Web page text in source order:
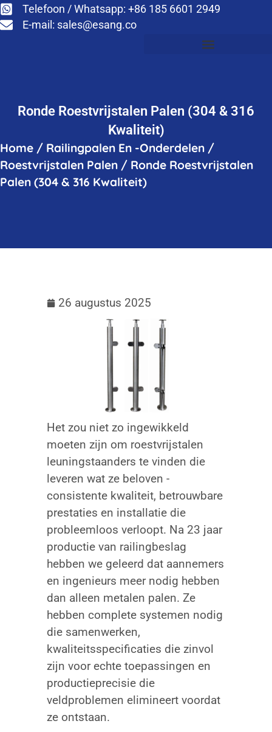
Telefoon / Whatsapp: +86 185 6601 2949
E-mail: sales@esang.co
Ronde Roestvrijstalen Palen (304 & 316
Kwaliteit)
Home / Railingpalen En -onderdelen /
Roestvrijstalen Palen / Ronde Roestvrijstalen
Palen (304 & 316 Kwaliteit)
26 augustus 2025
Het zou niet zo ingewikkeld
moeten zijn om roestvrijstalen
leuningstaanders te vinden die
leveren wat ze beloven -
consistente kwaliteit, betrouwbare
prestaties en installatie die
probleemloos verloopt. Na 23 jaar
productie van railingbeslag
hebben we geleerd dat aannemers
en ingenieurs meer nodig hebben
dan alleen metalen palen. Ze
hebben complete systemen nodig
die samenwerken,
kwaliteitsspecificaties die zinvol
zijn voor echte toepassingen en
productieprecisie die
veldproblemen elimineert voordat
ze ontstaan.